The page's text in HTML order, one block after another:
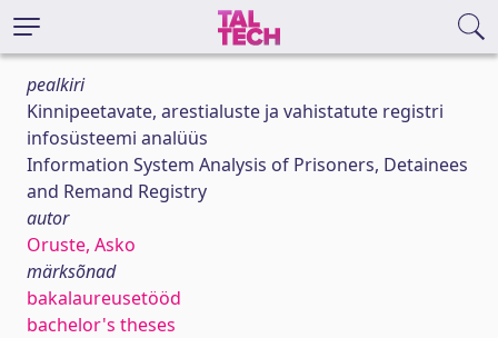
pealkiri
Kinnipeetavate, arestialuste ja vahistatute registri
infosüsteemi analüüs
Information System Analysis of Prisoners, Detainees
and Remand Registry
autor
Oruste, Asko
märksõnad
bakalaureusetööd
bachelor's theses